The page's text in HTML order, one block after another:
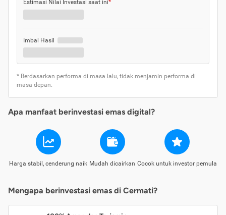
Estimasi Nilai Investasi saat ini*
Imbal Hasil
* Berdasarkan performa di masa lalu, tidak menjamin performa di
masa depan.
Apa manfaat berinvestasi emas digital?
Harga stabil, cenderung naik Mudah dicairkan Cocok untuk investor pemula
Mengapa berinvestasi emas di Cermati?